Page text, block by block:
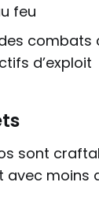
feu
combats
d’exploit
sont
avec moins